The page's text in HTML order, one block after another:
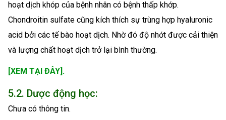
hoạt dịch khóp của bệnh nhân có bệnh thấp khớp.
Chondroitin sulfate cũng kích thích sự trùng hợp hyaluronic
acid bởi các tế bào hoạt dịch. Nhờ đó độ nhớt được cải thiện
và lượng chất hoạt dịch trở lại bình thường.
[XEM TẠI ĐÂY].
5.2. Dược động học:
Chưa có thông tin.